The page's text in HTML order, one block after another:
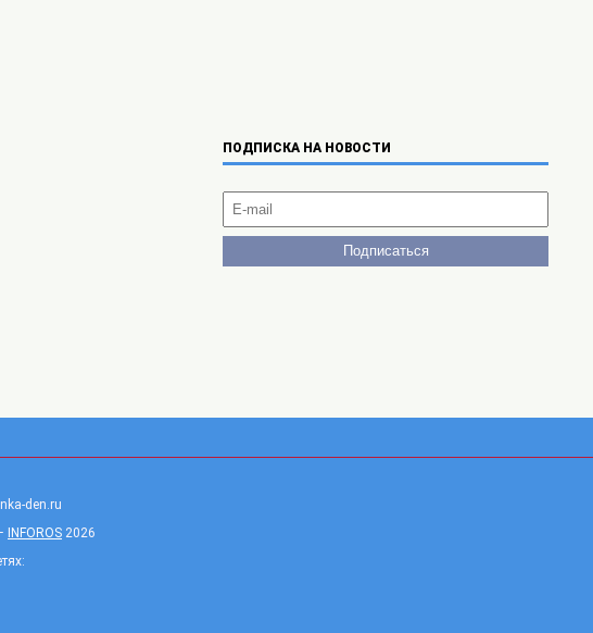
ПОДПИСКА НА НОВОСТИ
den.ru
INFOROS 2026